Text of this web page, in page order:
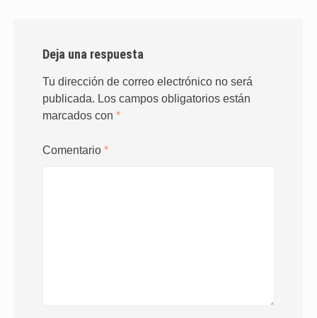
Deja una respuesta
Tu dirección de correo electrónico no será
publicada. Los campos obligatorios están
marcados con *
Comentario *